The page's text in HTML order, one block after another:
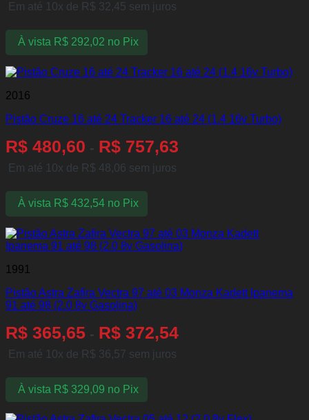
Em até 10x de R$ 32,45 sem juros
À vista R$292,02 no Pix
2016
Pistão Cruze 16 até 24 Tracker 16 até 24 (1.4 16v Turbo)
R$ 480,60 - R$ 757,63
Em até 10x de R$ 48,06 sem juros
À vista R$432,54 no Pix
1991
Pistão Astra Zafira Vectra 97 até 03 Monza Kadett Ipanema
91 até 98 (2.0 8v Gasolina)
R$ 365,65 - R$ 372,54
Em até 10x de R$ 36,57 sem juros
À vista R$329,09 no Pix